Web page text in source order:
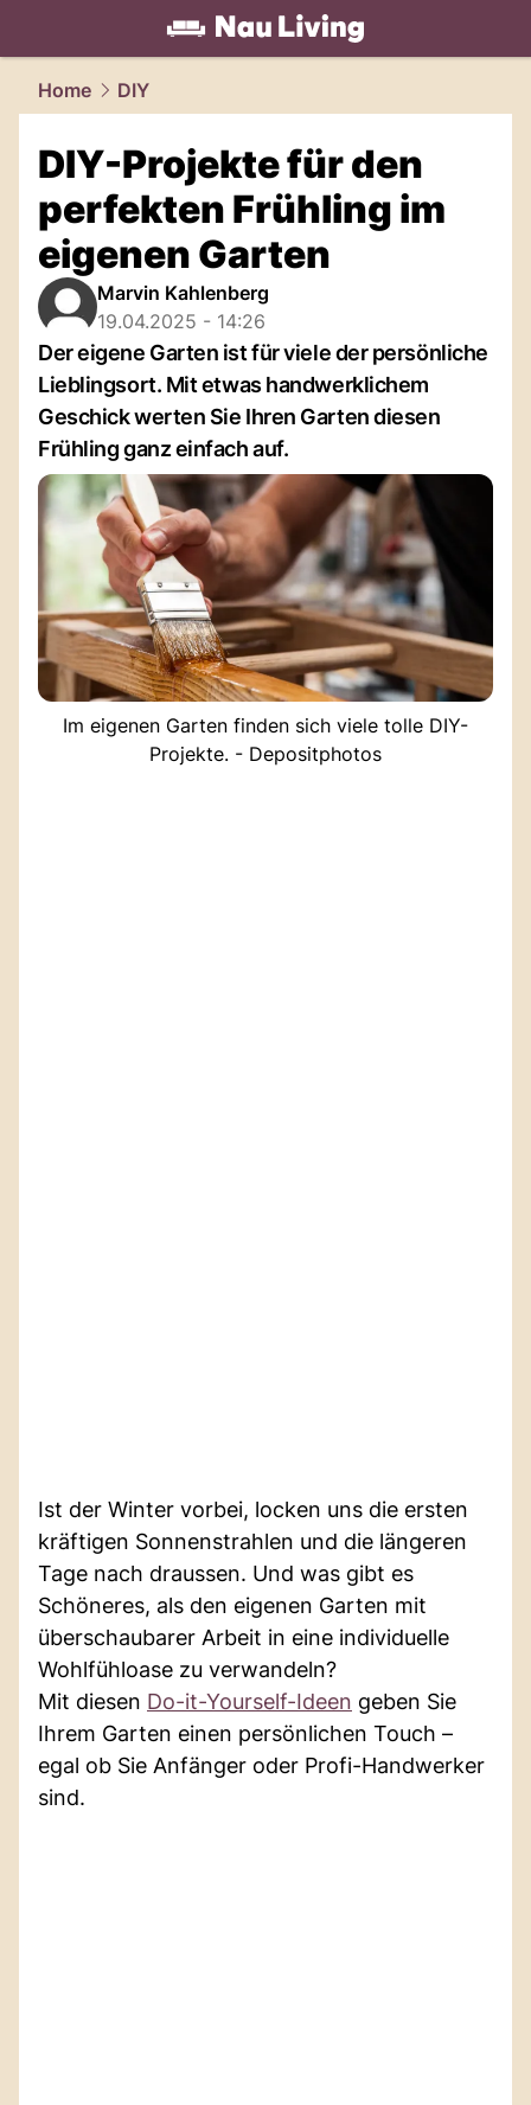
living.NAU.ch
Home DIY
DIY-Projekte für den
perfekten Frühling im
eigenen Garten
Marvin Kahlenberg
19.04.2025 - 14:26
Der eigene Garten ist für viele der persönliche
Lieblingsort. Mit etwas handwerklichem
Geschick werten Sie Ihren Garten diesen
Frühling ganz einfach auf.
Im eigenen Garten finden sich viele tolle DIY-
Projekte. - Depositphotos
Ist der Winter vorbei, locken uns die ersten
kräftigen Sonnenstrahlen und die längeren
Tage nach draussen. Und was gibt es
Schöneres, als den eigenen Garten mit
überschaubarer Arbeit in eine individuelle
Wohlfühloase zu verwandeln?
Mit diesen Do-it-Yourself-Ideen geben Sie
Ihrem Garten einen persönlichen Touch –
egal ob Sie Anfänger oder Profi-Handwerker
sind.